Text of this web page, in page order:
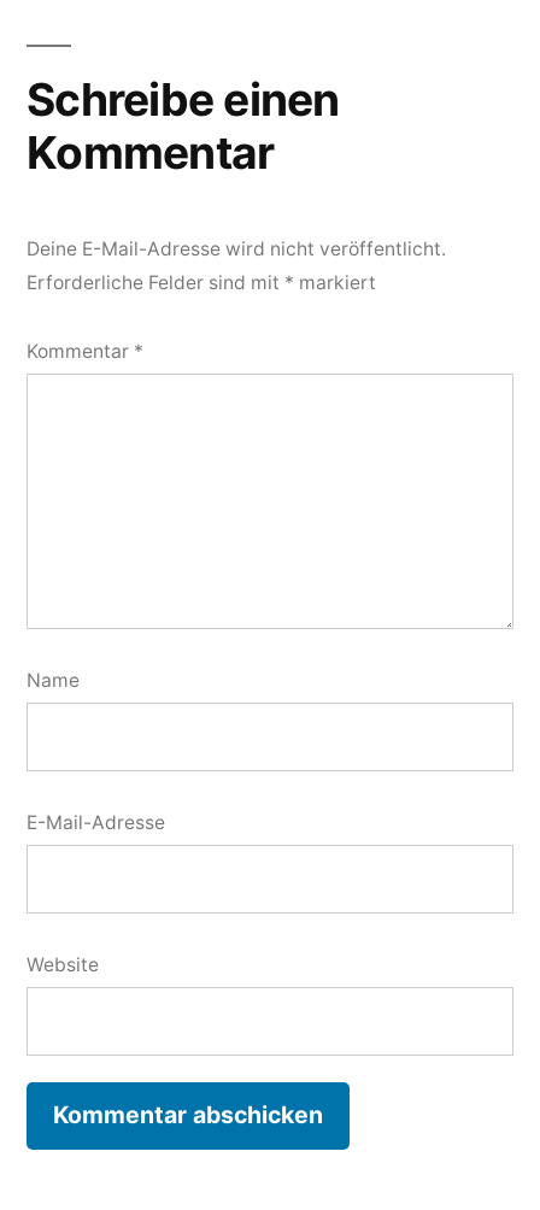
Schreibe einen
Kommentar
Deine E-Mail-Adresse wird nicht veröffentlicht.
Erforderliche Felder sind mit * markiert
Kommentar *
Name
E-Mail-Adresse
Website